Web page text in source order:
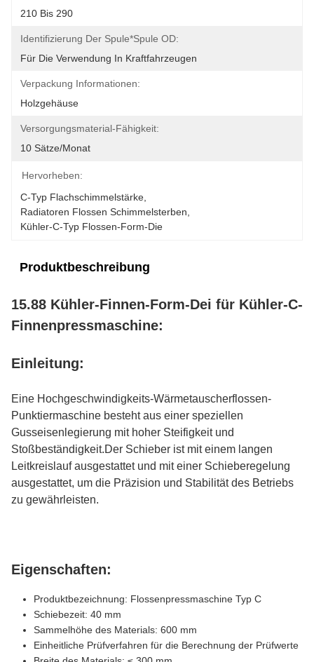
210 Bis 290
Identifizierung Der Spule*Spule OD:
Für Die Verwendung In Kraftfahrzeugen
Verpackung Informationen:
Holzgehäuse
Versorgungsmaterial-Fähigkeit:
10 Sätze/Monat
Hervorheben:
C-Typ Flachschimmelstärke
Radiatoren Flossen Schimmelsterben
Kühler-C-Typ Flossen-Form-Die
Produktbeschreibung
15.88 Kühler-Finnen-Form-Dei für Kühler-C-
Finnenpressmaschine:
Einleitung:
Eine Hochgeschwindigkeits-Wärmetauscherflossen-
Punktiermaschine besteht aus einer speziellen
Gusseisenlegierung mit hoher Steifigkeit und
Stoßbeständigkeit.Der Schieber ist mit einem langen
Leitkreislauf ausgestattet und mit einer Schieberegelung
ausgestattet, um die Präzision und Stabilität des Betriebs
zu gewährleisten.
Eigenschaften:
Produktbezeichnung: Flossenpressmaschine Typ C
Schiebezeit: 40 mm
Sammelhöhe des Materials: 600 mm
Einheitliche Prüfverfahren für die Berechnung der Prüfwerte